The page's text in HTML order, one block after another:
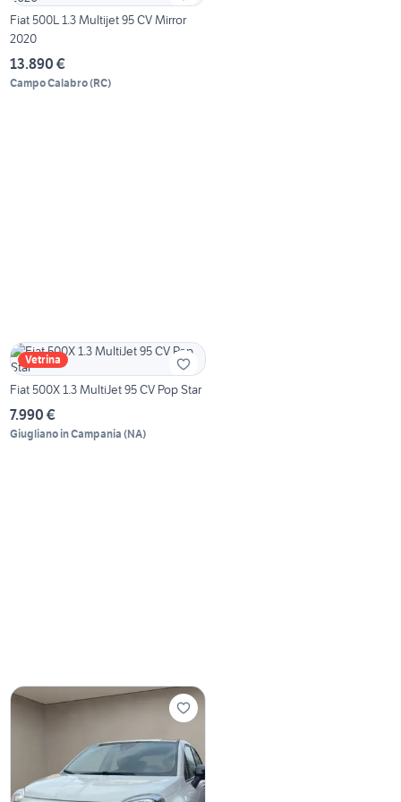
Fiat 500L 1.3 Multijet 95 CV Mirror
2020
13.890 €
Campo Calabro(RC)
Vetrina
Fiat 500X 1.3 MultiJet 95 CV Pop Star
7.990 €
Giugliano in Campania (NA)